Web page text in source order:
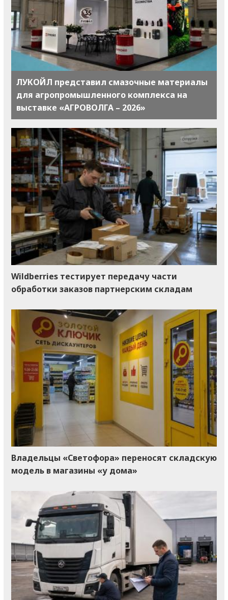
ЛУКОЙЛ представил смазочные материалы
для агропромышленного комплекса на
выставке «АГРОВОЛГА – 2026»
Wildberries тестирует передачу части
обработки заказов партнерским складам
Владельцы «Светофора» переносят складскую
модель в магазины «у дома»